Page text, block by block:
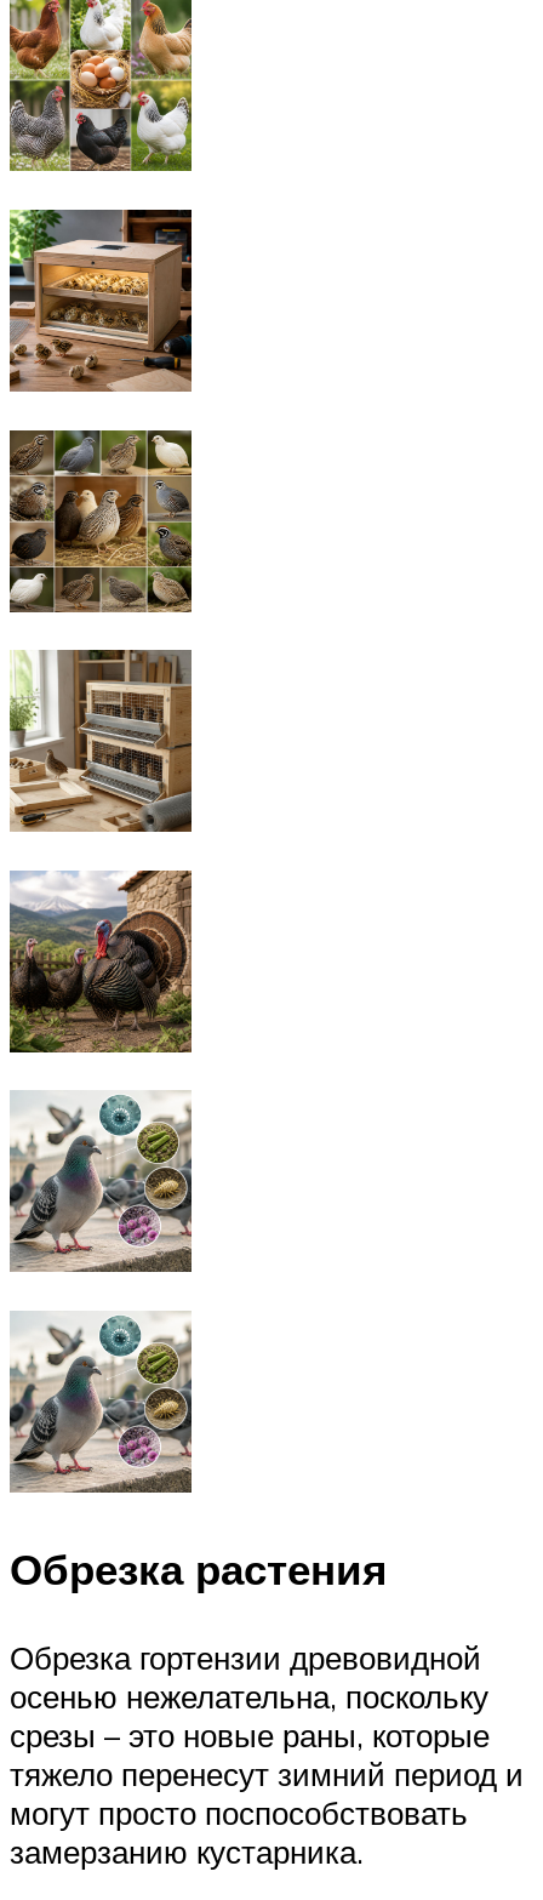
Обрезка растения
Обрезка гортензии древовидной
осенью нежелательна, поскольку
срезы – это новые раны, которые
тяжело перенесут зимний период и
могут просто поспособствовать
замерзанию кустарника.